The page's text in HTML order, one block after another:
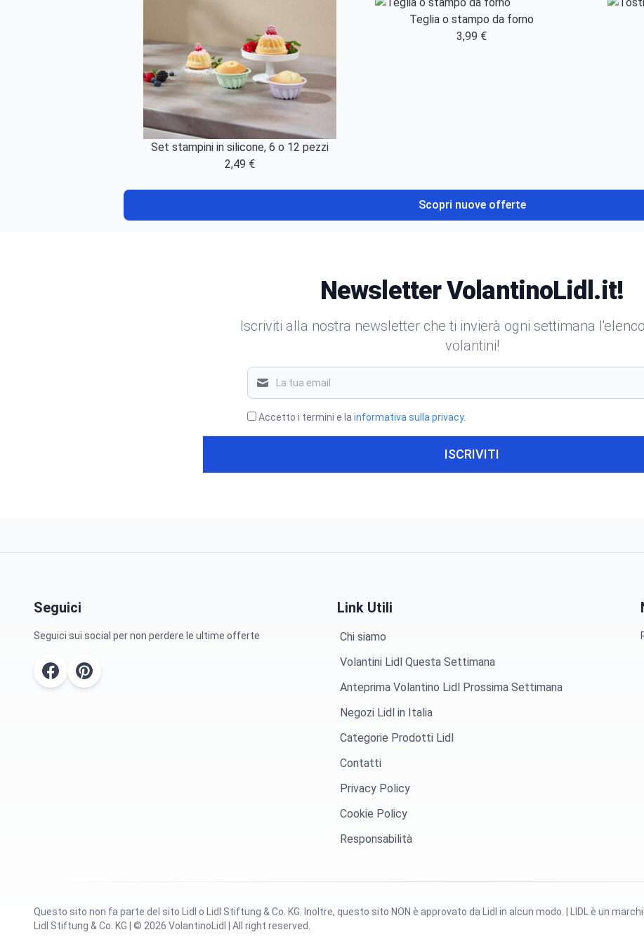
Set stampini in silicone, 6 o 12 pezzi
2,49 €
Teglia o stampo da forno
3,99 €
Scopri nuove offerte
Newsletter VolantinoLidl.it!
Iscriviti alla nostra newsletter che ti invierà ogni settimana
volantini!
Accetto i termini e la informativa sulla privacy.
ISCRIVITI
Seguici
Seguici sui social per non perdere le ultime offerte
Link Utili
Chi siamo
Volantini Lidl Questa Settimana
Anteprima Volantino Lidl Prossima Settimana
Negozi Lidl in Italia
Categorie Prodotti Lidl
Contatti
Privacy Policy
Cookie Policy
Responsabilità
Questo sito non fa parte del sito Lidl o Lidl Stiftung & Co. KG. Inoltre, questo sito NON è approvato da Lidl in alcun modo. | LIDL è un
Lidl Stiftung & Co. KG | © 2026 VolantinoLidl | All right reserved.